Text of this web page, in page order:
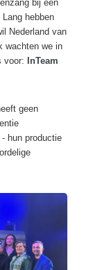
bij een
hebben
Nederland van
wachten we in
voor:
InTeam
geen
hun productie